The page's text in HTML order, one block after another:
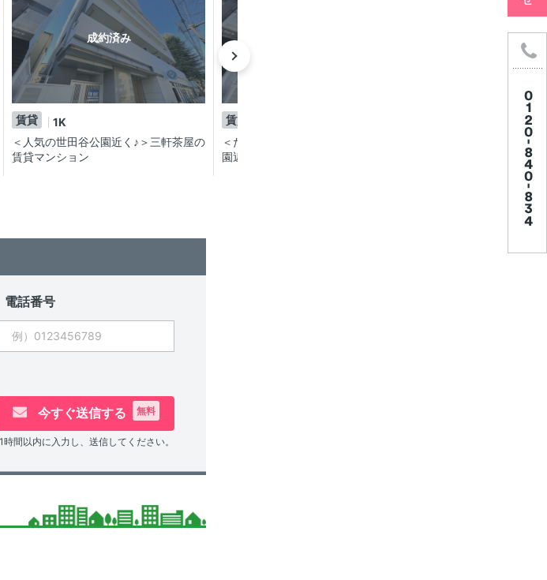
成約済み
賃貸
1K
＜人気の世田谷公園近く♪＞三軒茶屋の
賃貸マンション
賃貸
＜ただいまと言いたくなる＞世田谷公
園近い三軒茶屋の賃貸マンション
成約済
＜毎日の暮らしがよ
園近い三軒茶屋の賃
電話番号
今すぐ送信する 無料
間以内に入力し、送信してください。